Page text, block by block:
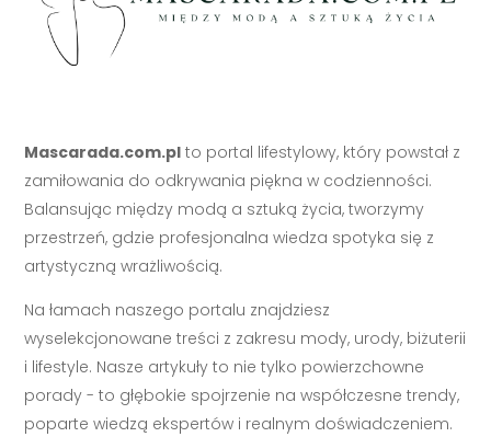
Mascarada.com.pl to portal lifestylowy, który powstał z
zamiłowania do odkrywania piękna w codzienności.
Balansując między modą a sztuką życia, tworzymy
przestrzeń, gdzie profesjonalna wiedza spotyka się z
artystyczną wrażliwością.
Na łamach naszego portalu znajdziesz
wyselekcjonowane treści z zakresu mody, urody, biżuterii
i lifestyle. Nasze artykuły to nie tylko powierzchowne
porady - to głębokie spojrzenie na współczesne trendy,
poparte wiedzą ekspertów i realnym doświadczeniem.